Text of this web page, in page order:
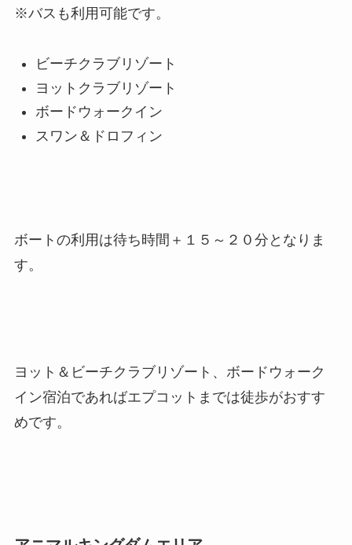
※バスも利用可能です。
ビーチクラブリゾート
ヨットクラブリゾート
ボードウォークイン
スワン＆ドロフィン
ボートの利用は待ち時間＋１５～２０分となりま
す。
ヨット＆ビーチクラブリゾート、ボードウォーク
イン宿泊であればエプコットまでは徒歩がおすす
めです。